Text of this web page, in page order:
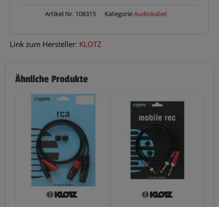
Artikel Nr. 108315 KategorieAudiokabel
Link zum Hersteller: KLOTZ
Ähnliche Produkte